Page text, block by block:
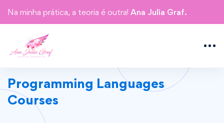
Na minha prática, a teoria é outra! Ana Julia Graf.
Programming Languages
Courses